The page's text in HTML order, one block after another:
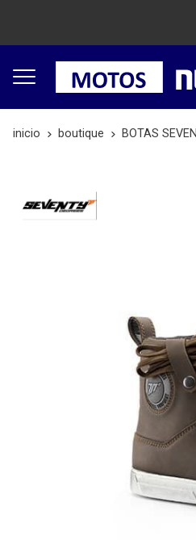
inicio boutique BOTAS